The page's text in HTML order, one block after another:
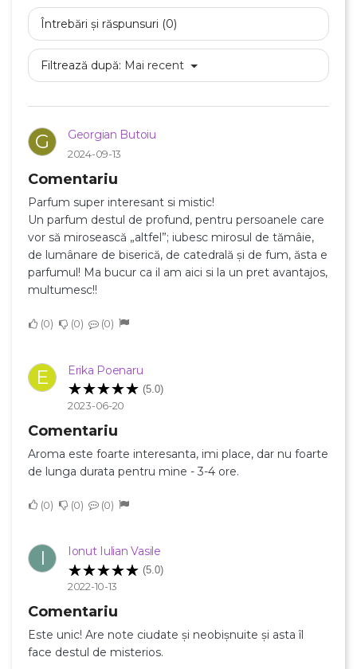
Întrebări și răspunsuri (0)
Filtrează după: Mai recent
G Georgian Butoiu
2024-09-13
Comentariu
Parfum super interesant si mistic!
Un parfum destul de profund, pentru persoanele care
vor să mirosească „altfel”; iubesc mirosul de tămâie,
de lumânare de biserică, de catedrală și de fum, ăsta e
parfumul! Ma bucur ca il am aici si la un pret avantajos,
multumesc!!
0 0 0
E Erika Poenaru
(5.0)
2023-06-20
Comentariu
Aroma este foarte interesanta, imi place, dar nu foarte
de lunga durata pentru mine - 3-4 ore.
0 0 0
I Ionut Iulian Vasile
(5.0)
2022-10-13
Comentariu
Este unic! Are note ciudate și neobișnuite și asta îl
face destul de misterios.